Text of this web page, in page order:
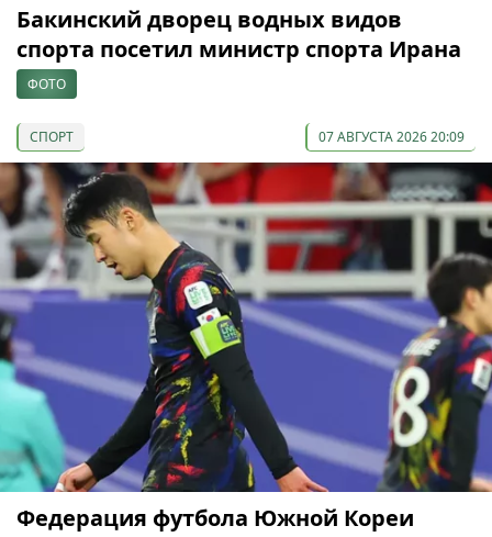
Бакинский дворец водных видов
спорта посетил министр спорта Ирана
ФОТО
СПОРТ 07 АВГУСТА 2026 20:09
Федерация футбола Южной Кореи